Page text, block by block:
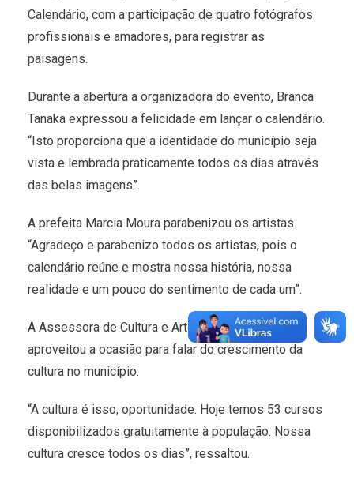
Calendário, com a participação de quatro fotógrafos
profissionais e amadores, para registrar as
paisagens.
Durante a abertura a organizadora do evento, Branca
Tanaka expressou a felicidade em lançar o calendário.
“Isto proporciona que a identidade do município seja
vista e lembrada praticamente todos os dias através
das belas imagens”.
A prefeita Marcia Moura parabenizou os artistas.
“Agradeço e parabenizo todos os artistas, pois o
calendário reúne e mostra nossa história, nossa
realidade e um pouco do sentimento de cada um”.
A Assessora de Cultura e Artesanato, Vickie Viture
aproveitou a ocasião para falar do crescimento da
cultura no município.
“A cultura é isso, oportunidade. Hoje temos 53 cursos
disponibilizados gratuitamente à população. Nossa
cultura cresce todos os dias”, ressaltou.